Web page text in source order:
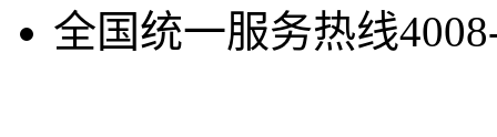
全国统一服务热线